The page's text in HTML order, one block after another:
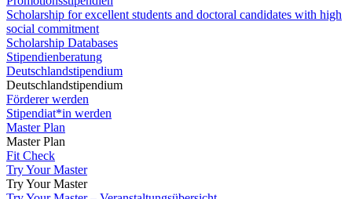
Scholarship for excellent students and doctoral candidates with high
social commitment
Scholarship Databases
Stipendienberatung
Deutschlandstipendium
Deutschlandstipendium
Förderer werden
Stipendiat*in werden
Master Plan
Master Plan
Fit Check
Try Your Master
Try Your Master